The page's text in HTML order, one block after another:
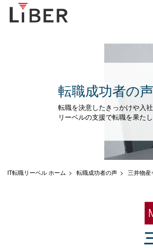
転職成功者の声
転職を決意したきっかけや入
リーベルの支援で転職を果た
IT転職リーベル ホーム 転職成功者の声 三井物